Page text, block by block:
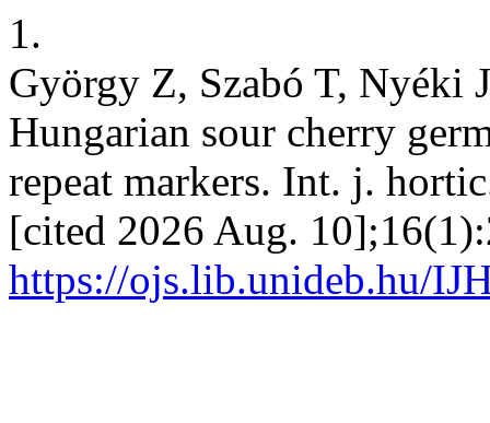
1.
György Z, Szabó T, Nyéki
Hungarian sour cherry
repeat markers. Int. j.
[cited 2026 Aug.
https://ojs.lib.unideb.hu/